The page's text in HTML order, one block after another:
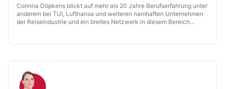
Corinna Döpkens blickt auf mehr als 20 Jahre Berufserfahrung unter
anderem bei TUI, Lufthansa und weiteren namhaften Unternehmen
der Reiseindustrie und ein breites Netzwerk in diesem Bereich